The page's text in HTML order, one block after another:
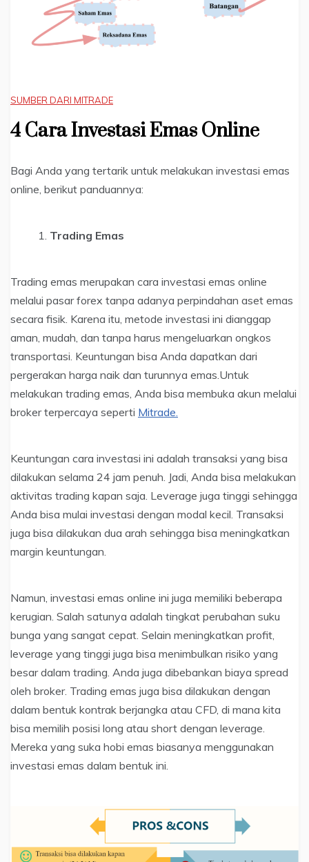
SUMBER DARI MITRADE
4 Cara Investasi Emas Online
Bagi Anda yang tertarik untuk melakukan investasi emas
online, berikut panduannya:
Trading Emas
Trading emas merupakan cara investasi emas online
melalui pasar forex tanpa adanya perpindahan aset emas
secara fisik. Karena itu, metode investasi ini dianggap
aman, mudah, dan tanpa harus mengeluarkan ongkos
transportasi. Keuntungan bisa Anda dapatkan dari
pergerakan harga naik dan turunnya emas.Untuk
melakukan trading emas, Anda bisa membuka akun melalui
broker terpercaya seperti Mitrade.
Keuntungan cara investasi ini adalah transaksi yang bisa
dilakukan selama 24 jam penuh. Jadi, Anda bisa melakukan
aktivitas trading kapan saja. Leverage juga tinggi sehingga
Anda bisa mulai investasi dengan modal kecil. Transaksi
juga bisa dilakukan dua arah sehingga bisa meningkatkan
margin keuntungan.
Namun, investasi emas online ini juga memiliki beberapa
kerugian. Salah satunya adalah tingkat perubahan suku
bunga yang sangat cepat. Selain meningkatkan profit,
leverage yang tinggi juga bisa menimbulkan risiko yang
besar dalam trading. Anda juga dibebankan biaya spread
oleh broker. Trading emas juga bisa dilakukan dengan
dalam bentuk kontrak berjangka atau CFD, di mana kita
bisa memilih posisi long atau short dengan leverage.
Mereka yang suka hobi emas biasanya menggunakan
investasi emas dalam bentuk ini.